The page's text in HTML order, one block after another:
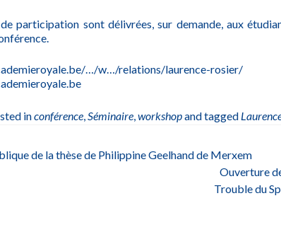
participation sont délivrées, sur demande, aux
…/w…/relations/laurence-rosier/
inconférence,Séminaire,workshopand tagged
de la thèse de Philippine Geelhand de Merxem
Ouverture
Trouble du